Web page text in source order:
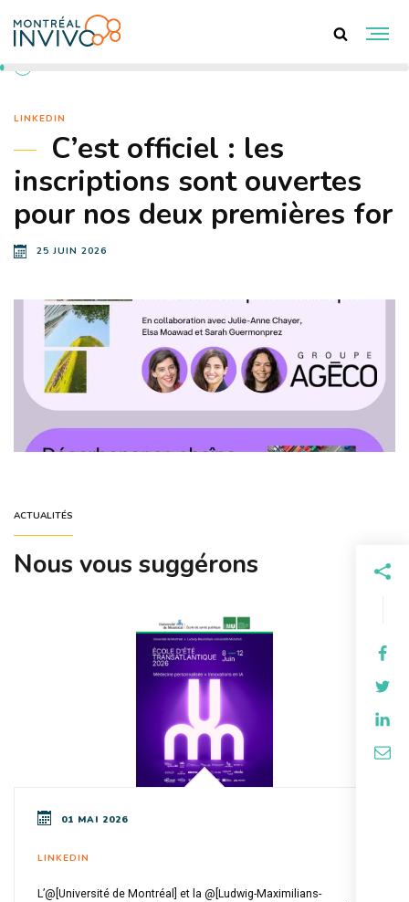
LINKEDIN
C’est officiel : les
inscriptions sont ouvertes
pour nos deux premières for
25 JUIN 2026
ACTUALITÉS
Nous vous suggérons
01 MAI 2026
LINKEDIN
L’@[Université de Montréal] et la @[Ludwig-Maximilians-